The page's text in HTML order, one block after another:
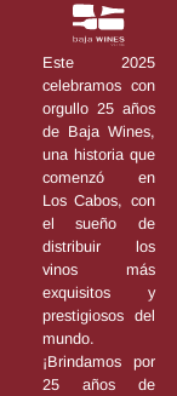
Este 2025
celebramos con
orgullo 25 años
de Baja Wines,
una historia que
comenzó en
Los Cabos, con
el sueño de
distribuir los
vinos más
exquisitos y
prestigiosos del
mundo.
¡Brindamos por
25 años de